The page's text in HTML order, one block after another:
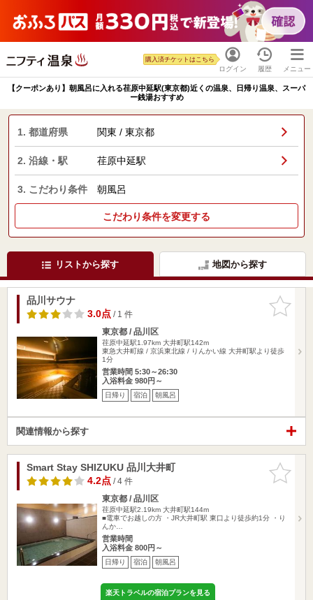
ログイン
購入済チケットはこちら
履歴 メニュー
【クーポンあり】朝風呂に入れる荏原中延駅(東京都)近くの温泉、日帰り温泉、スーパ
ー銭湯おすすめ
1. 都道府県 関東 / 東京都
2. 沿線・駅 荏原中延駅
3. こだわり条件 朝風呂
こだわり条件を変更する
リストから探す 地図から探す
お気に入
りに追加
品川サウナ
3.0点/ 1 件
東京都 / 品川区
荏原中延駅1.97km 大井町駅142m
東急大井町線 / 京浜東北線 / りんかい線 大井町駅より徒歩
1分
営業時間 5:30～26:30
入浴料金 980円～
日帰り 宿泊 朝風呂
関連情報から探す
お気に入
りに追加
Smart Stay SHIZUKU 品川大井町
4.2点/ 4 件
東京都 / 品川区
荏原中延駅2.19km 大井町駅144m
■電車でお越しの方 ・JR大井町駅 東口より徒歩約1分 ・り
んか…
営業時間
入浴料金 800円～
日帰り 宿泊 朝風呂
楽天トラベルの宿泊プランを見る